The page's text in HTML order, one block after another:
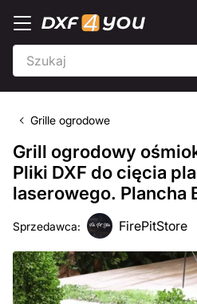
Grille ogrodowe
Grill ogrodowy
Pliki DXF do cięcia
laserowego. Plancha
Sprzedawca: FirePitStore